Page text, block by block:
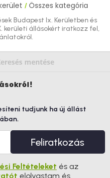
/ Összes kategória
Budapest Ix. Kerületben és
kerületi állásokért iratkozz fel,
mentése
tudjunk ha új állást
Feliratkozás
Feltételeket és az
elolvastam és